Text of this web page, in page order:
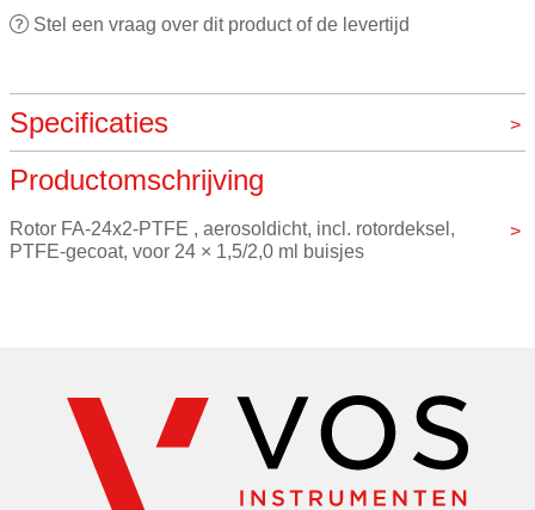
Stel een vraag over dit product of de levertijd
Specificaties
Merk
Productomschrijving
Rotor FA-24x2-PTFE , aerosoldicht, incl. rotordeksel,
PTFE-gecoat, voor 24 × 1,5/2,0 ml buisjes
PTFE-coating voor verhoogde chemische weerstand
geschikt voor centrifuge 5425/5425R